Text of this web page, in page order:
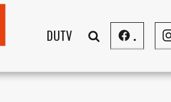
DUTV .